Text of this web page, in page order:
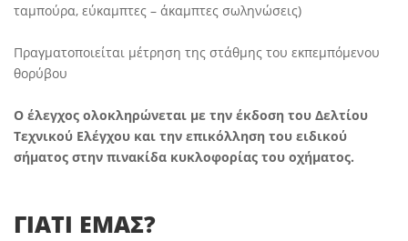
ταμπούρα, εύκαμπτες – άκαμπτες σωληνώσεις)
Πραγματοποιείται μέτρηση της στάθμης του εκπεμπόμενου
θορύβου
O έλεγχος ολοκληρώνεται με την έκδοση του Δελτίου
Τεχνικού Ελέγχου και την επικόλληση του ειδικού
σήματος στην πινακίδα κυκλοφορίας του οχήματος.
ΓΙΑΤΙ ΕΜΑΣ?